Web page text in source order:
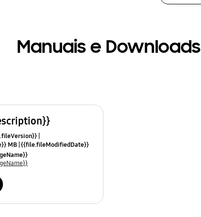
Manuais e Downloads
MB {{file.fileModifiedDate}}